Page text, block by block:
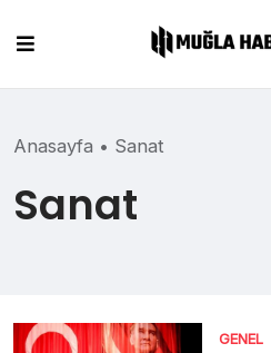
content
Anasayfa • Sanat
Sanat
GENEL